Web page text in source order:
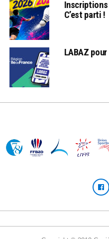
C’est parti !
LABAZ